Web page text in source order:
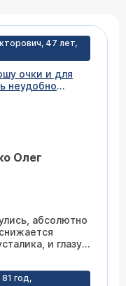
47 лет,
очки и для
неудобно
чтобы
и нормально
Олег
абсолютно
и глазу
-
год,